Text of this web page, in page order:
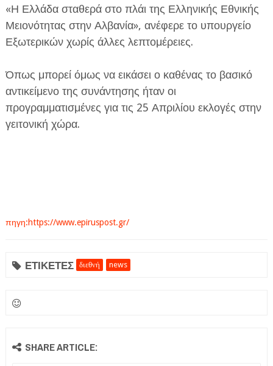
«Η Ελλάδα σταθερά στο πλάι της Ελληνικής Εθνικής
Μειονότητας στην Αλβανία», ανέφερε το υπουργείο
Εξωτερικών χωρίς άλλες λεπτομέρειες.
Όπως μπορεί όμως να εικάσει ο καθένας το βασικό
αντικείμενο της συνάντησης ήταν οι
προγραμματισμένες για τις 25 Απριλίου εκλογές στην
γειτονική χώρα.
πηγη:https://www.epiruspost.gr/
ΕΤΙΚΕΤΕΣ διεθνή news
SHARE ARTICLE: